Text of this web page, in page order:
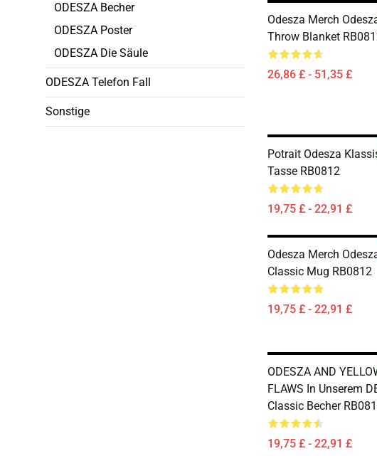
ODESZA Becher
ODESZA Poster
ODESZA Die Säule
ODESZA Telefon Fall
Sonstige
Odesza Merch
Throw Blanket
26,86 £ - 51,35 £
Potrait Odesza
Tasse RB0812
19,75 £ - 22,91 £
Odesza Merch
Classic Mug RB0812
19,75 £ - 22,91 £
ODESZA AND
FLAWS In Unserem
Classic Becher
19,75 £ - 22,91 £